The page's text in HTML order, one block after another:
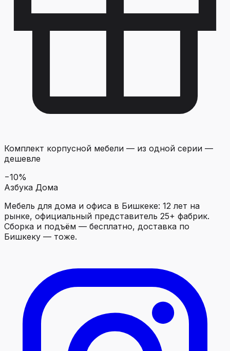
Комплект корпусной мебели — из одной серии —
дешевле
−10%
Азбука Дома
Мебель для дома и офиса в Бишкеке: 12 лет на
рынке, официальный представитель 25+ фабрик.
Сборка и подъём — бесплатно, доставка по
Бишкеку — тоже.